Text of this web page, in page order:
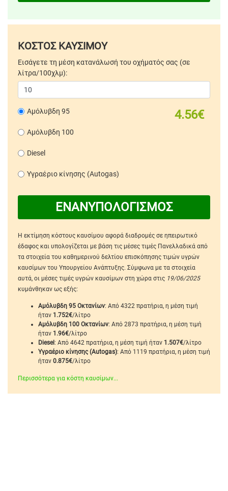
ΚΟΣΤΟΣ ΚΑΥΣΙΜΟΥ
Εισάγετε τη μέση κατανάλωσή του οχήματός σας (σε
λίτρα/100χλμ):
4.56€
Αμόλυβδη 95
Αμόλυβδη 100
Diesel
Υγραέριο κίνησης (Autogas)
ΕΝΑΝΥΠΟΛΟΓΙΣΜΟΣ
Η εκτίμηση κόστους καυσίμου αφορά διαδρομές σε ηπειρωτικό
έδαφος και υπολογίζεται με βάση τις μέσες τιμές Πανελλαδικά από
τα στοιχεία του καθημερινού δελτίου επισκόπησης τιμών υγρών
καυσίμων του Υπουργείου Ανάπτυξης. Σύμφωνα με τα στοιχεία
αυτά, οι μέσες τιμές υγρών καυσίμων στη χώρα στις 19/06/2025
κυμάνθηκαν ως εξής:
Αμόλυβδη 95 Οκτανίων: Από 4322 πρατήρια, η μέση τιμή
ήταν 1.752€/λίτρο
Αμόλυβδη 100 Οκτανίων: Από 2873 πρατήρια, η μέση τιμή
ήταν 1.96€/λίτρο
Diesel: Από 4642 πρατήρια, η μέση τιμή ήταν 1.507€/λίτρο
Υγραέριο κίνησης (Autogas): Από 1119 πρατήρια, η μέση τιμή
ήταν 0.875€/λίτρο
Περισσότερα για κόστη καυσίμων...